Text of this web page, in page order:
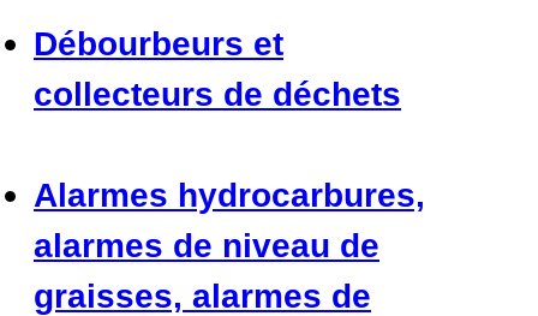
Débourbeurs et
collecteurs de déchets
Alarmes hydrocarbures,
alarmes de niveau de
graisses, alarmes de